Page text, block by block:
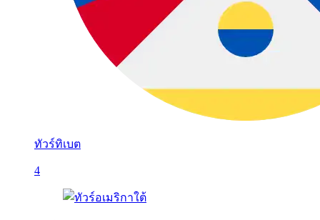
ทัวร์ทิเบต
4